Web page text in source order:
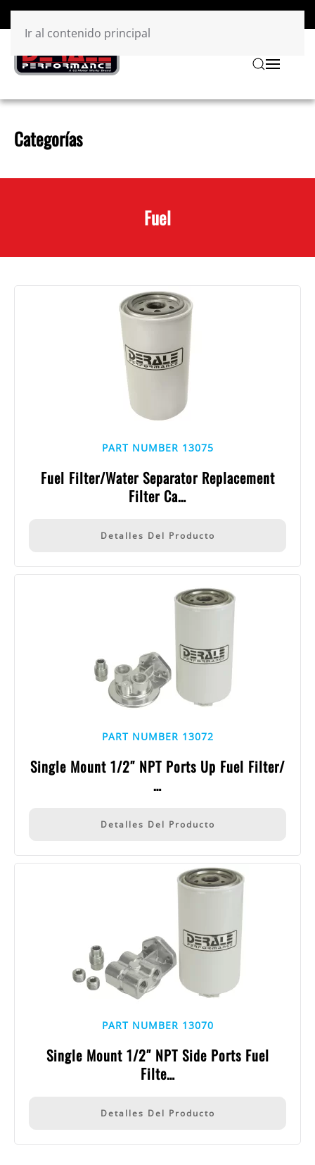
Ir al contenido principal
Categorías
Fuel
PART NUMBER 13075
Fuel Filter/Water Separator Replacement
Filter Ca…
Detalles Del Producto
PART NUMBER 13072
Single Mount 1/2″ NPT Ports Up Fuel Filter/
…
Detalles Del Producto
PART NUMBER 13070
Single Mount 1/2″ NPT Side Ports Fuel
Filte…
Detalles Del Producto